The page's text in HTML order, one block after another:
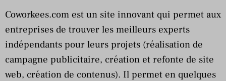
Coworkees.com est un site innovant qui permet aux
entreprises de trouver les meilleurs experts
indépendants pour leurs projets (réalisation de
campagne publicitaire, création et refonte de site
web, création de contenus). Il permet en quelques